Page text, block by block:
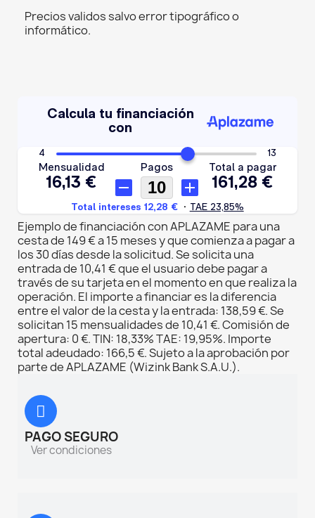
Precios validos salvo error tipográfico o
informático.
Ejemplo de financiación con APLAZAME para una
cesta de 149 € a 15 meses y que comienza a pagar a
los 30 días desde la solicitud. Se solicita una
entrada de 10,41 € que el usuario debe pagar a
través de su tarjeta en el momento en que realiza la
operación. El importe a financiar es la diferencia
entre el valor de la cesta y la entrada: 138,59 €. Se
solicitan 15 mensualidades de 10,41 €. Comisión de
apertura: 0 €. TIN: 18,33% TAE: 19,95%. Importe
total adeudado: 166,5 €. Sujeto a la aprobación por
parte de APLAZAME (Wizink Bank S.A.U.).
PAGO SEGURO
Ver condiciones